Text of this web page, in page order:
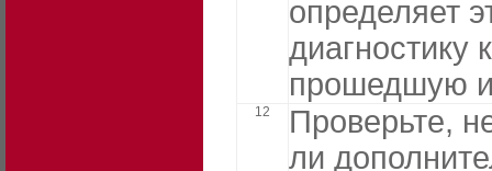
определяет
диагностику
прошедшую
12
Проверьте,
ли